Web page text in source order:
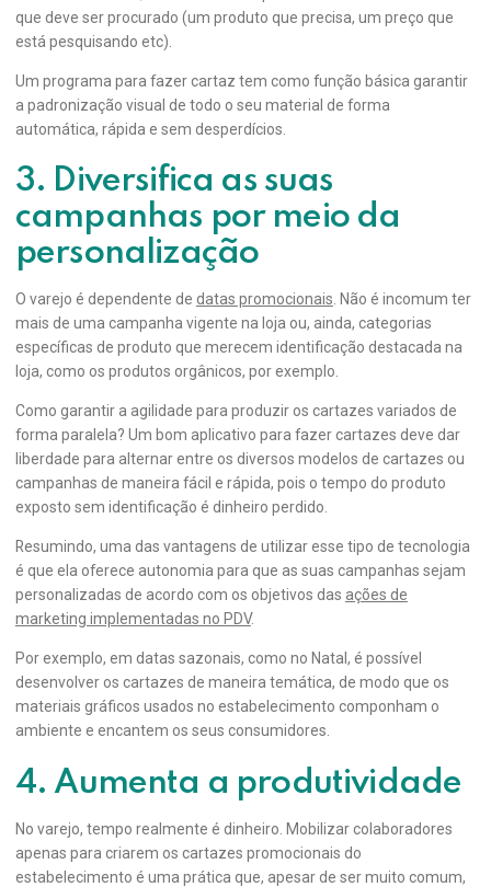
que deve ser procurado (um produto que precisa, um preço que
está pesquisando etc).
Um programa para fazer cartaz tem como função básica garantir
a padronização visual de todo o seu material de forma
automática, rápida e sem desperdícios.
3. Diversifica as suas
campanhas por meio da
personalização
O varejo é dependente de datas promocionais. Não é incomum ter
mais de uma campanha vigente na loja ou, ainda, categorias
específicas de produto que merecem identificação destacada na
loja, como os produtos orgânicos, por exemplo.
Como garantir a agilidade para produzir os cartazes variados de
forma paralela? Um bom aplicativo para fazer cartazes deve dar
liberdade para alternar entre os diversos modelos de cartazes ou
campanhas de maneira fácil e rápida, pois o tempo do produto
exposto sem identificação é dinheiro perdido.
Resumindo, uma das vantagens de utilizar esse tipo de tecnologia
é que ela oferece autonomia para que as suas campanhas sejam
personalizadas de acordo com os objetivos das ações de
marketing implementadas no PDV.
Por exemplo, em datas sazonais, como no Natal, é possível
desenvolver os cartazes de maneira temática, de modo que os
materiais gráficos usados no estabelecimento componham o
ambiente e encantem os seus consumidores.
4. Aumenta a produtividade
No varejo, tempo realmente é dinheiro. Mobilizar colaboradores
apenas para criarem os cartazes promocionais do
estabelecimento é uma prática que, apesar de ser muito comum,